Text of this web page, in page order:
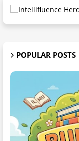
POPULAR POSTS